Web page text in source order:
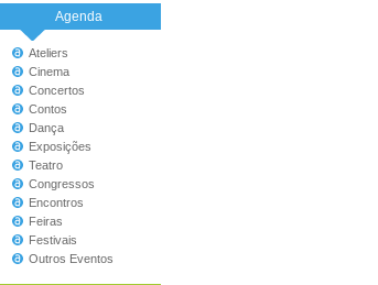
Agenda
Ateliers
Cinema
Concertos
Contos
Dança
Exposições
Teatro
Congressos
Encontros
Feiras
Festivais
Outros Eventos